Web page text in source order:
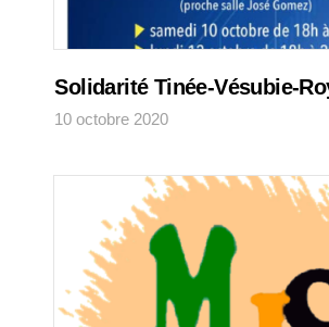
Solidarité Tinée-Vésubie-
10 octobre 2020